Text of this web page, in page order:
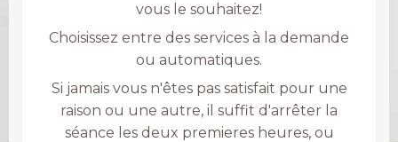
vous le souhaitez!
Choisissez entre des services à la demande
ou automatiques.
Si jamais vous n'êtes pas satisfait pour une
raison ou une autre, il suffit d'arrêter la
séance les deux premieres heures, ou